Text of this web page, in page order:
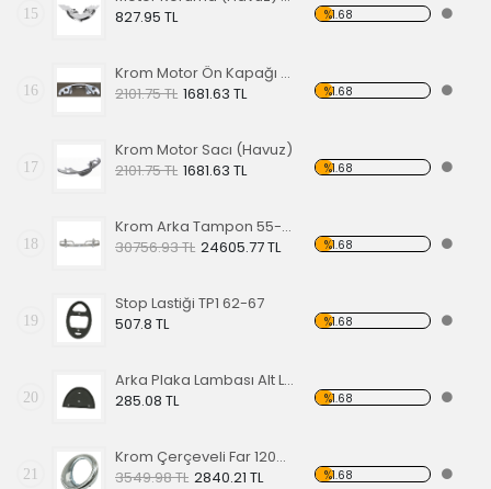
15
827.95 TL
%1.68
16
Krom Motor Ön Kapağı (Havuz) Nikelajlı
2101.75 TL 1681.63 TL %1.68
17
Krom Motor Sacı (Havuz)
2101.75 TL 1681.63 TL %1.68
18
Krom Arka Tampon 55-67 Model,Borulu Tip
30756.93 TL 24605.77 TL %1.68
19
Stop Lastiği TP1 62-67
507.8 TL
%1.68
20
Arka Plaka Lambası Alt Lastiği 1200
285.08 TL
%1.68
21
Krom Çerçeveli Far 1200 60-67
3549.98 TL 2840.21 TL %1.68